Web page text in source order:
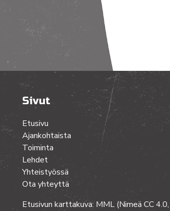
Sivut
Etusivu
Ajankohtaista
Toiminta
Lehdet
Yhteistyössä
Ota yhteyttä
Etusivun karttakuva: MML (Nimeä CC 4.0,